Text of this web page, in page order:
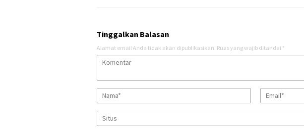
Tinggalkan Balasan
Alamat email Anda tidak akan dipublikasikan. Ruas yang wajib ditandai *